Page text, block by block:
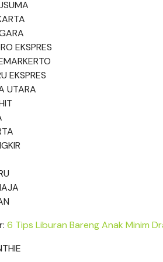
EKSPRES
EKSPRES
UTARA
6 Tips Liburan Bareng Anak Minim